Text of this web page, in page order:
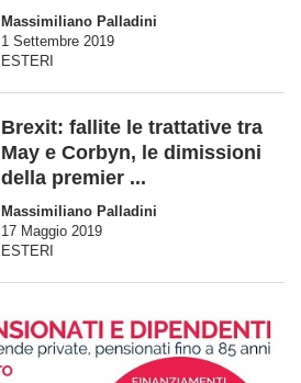
Massimiliano Palladini
1 Settembre 2019
ESTERI
Brexit: fallite le trattative tra
May e Corbyn, le dimissioni
della premier ...
Massimiliano Palladini
17 Maggio 2019
ESTERI